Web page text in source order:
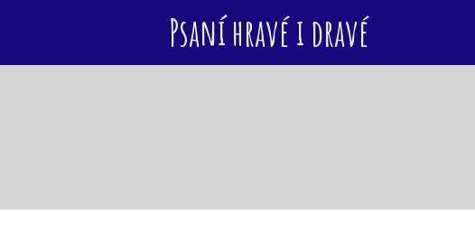
Psaní hravé i dravé